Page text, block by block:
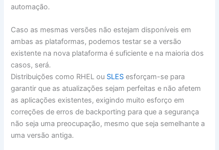
automação.
Caso as mesmas versões não estejam disponíveis em
ambas as plataformas, podemos testar se a versão
existente na nova plataforma é suficiente e na maioria dos
casos, será.
Distribuições como RHEL ou SLES esforçam-se para
garantir que as atualizações sejam perfeitas e não afetem
as aplicações existentes, exigindo muito esforço em
correções de erros de backporting para que a segurança
não seja uma preocupação, mesmo que seja semelhante a
uma versão antiga.